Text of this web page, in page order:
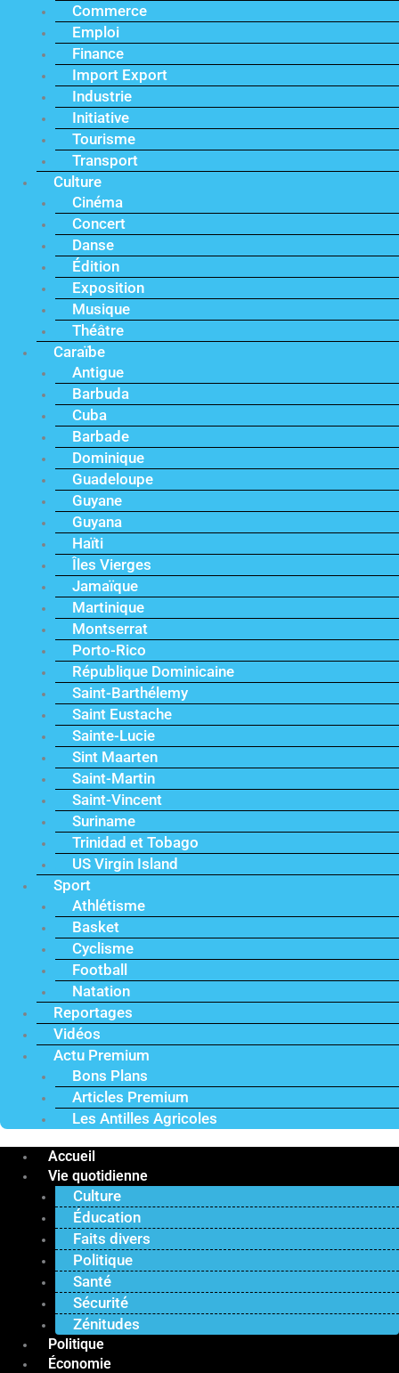
Commerce
Emploi
Finance
Import Export
Industrie
Initiative
Tourisme
Transport
Culture
Cinéma
Concert
Danse
Édition
Exposition
Musique
Théâtre
Caraïbe
Antigue
Barbuda
Cuba
Barbade
Dominique
Guadeloupe
Guyane
Guyana
Haïti
Îles Vierges
Jamaïque
Martinique
Montserrat
Porto-Rico
République Dominicaine
Saint-Barthélemy
Saint Eustache
Sainte-Lucie
Sint Maarten
Saint-Martin
Saint-Vincent
Suriname
Trinidad et Tobago
US Virgin Island
Sport
Athlétisme
Basket
Cyclisme
Football
Natation
Reportages
Vidéos
Actu Premium
Bons Plans
Articles Premium
Les Antilles Agricoles
Accueil
Vie quotidienne
Culture
Éducation
Faits divers
Politique
Santé
Sécurité
Zénitudes
Politique
Économie